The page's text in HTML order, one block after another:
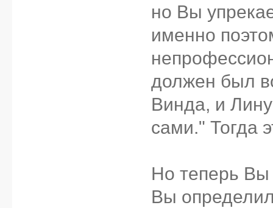
но Вы
именно
должен был
Винда, и
сами." Тогда
Но теперь Вы
Вы